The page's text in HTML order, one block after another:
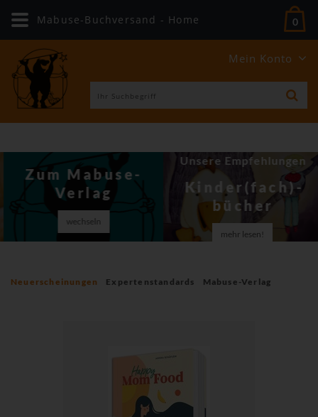
Mein Konto
0
Zum Mabuse-
Verlag
wechseln
Unsere Empfehlungen
Kinder(fach)­
bücher
mehr lesen!
Neuerscheinungen Expertenstandards Mabuse-Verlag
Mabuse-Buchversand - Home